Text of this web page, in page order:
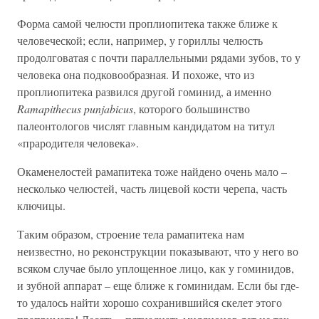
Форма самой челюсти проплиопитека также ближе к
человеческой; если, например, у гориллы челюсть
продолговатая с почти параллельными рядами зубов, то у
человека она подковообразная. И похоже, что из
проплиопитека развился другой гоминид, а именно
Ramapithecus punjabicus, которого большинство
палеонтологов числят главным кандидатом на титул
«прародителя человека».
Окаменелостей рамапитека тоже найдено очень мало –
несколько челюстей, часть лицевой кости черепа, часть
ключицы.
Таким образом, строение тела рамапитека нам
неизвестно, но реконструкции показывают, что у него во
всяком случае было уплощенное лицо, как у гоминидов,
и зубной аппарат – еще ближе к гоминидам. Если бы где-
то удалось найти хорошо сохранившийся скелет этого